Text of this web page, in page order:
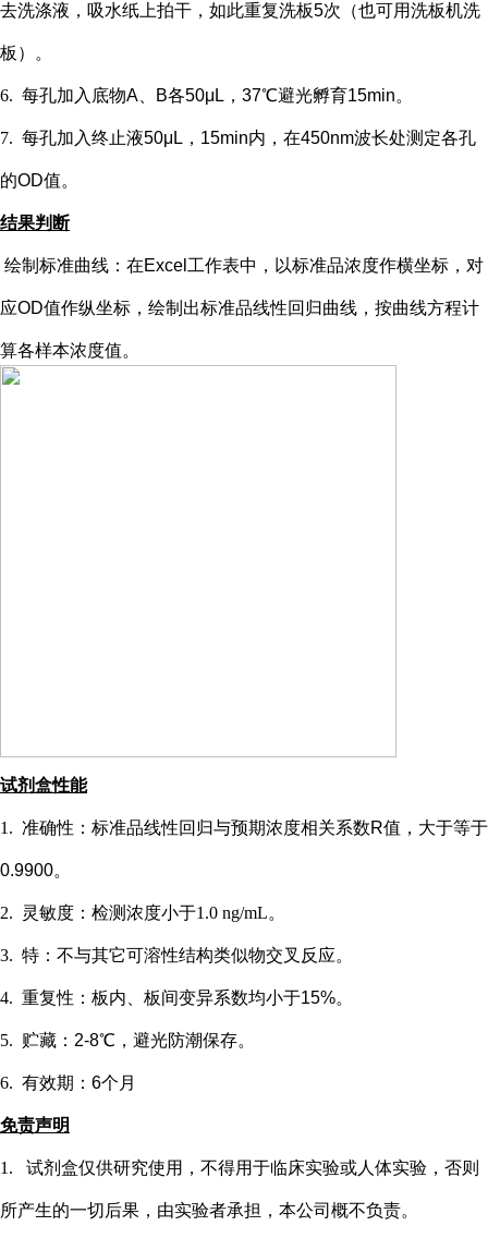
去洗涤液，吸水纸上拍干，如此重复洗板5次（也可用洗板机洗
板）。
6. 每孔加入底物A、B各50μL，37℃避光孵育15min。
7. 每孔加入终止液50μL，15min内，在450nm波长处测定各孔
的OD值。
结果判断
绘制标准曲线：在Excel工作表中，以标准品浓度作横坐标，对
应OD值作纵坐标，绘制出标准品线性回归曲线，按曲线方程计
算各样本浓度值。
试剂盒性能
1. 准确性：标准品线性回归与预期浓度相关系数R值，大于等于
0.9900。
2. 灵敏度：检测浓度小于1.0 ng/mL。
3. 特：不与其它可溶性结构类似物交叉反应。
4. 重复性：板内、板间变异系数均小于15%。
5. 贮藏： 2-8℃，避光防潮保存。
6. 有效期： 6个月
免责声明
1. 试剂盒仅供研究使用，不得用于临床实验或人 体实验，否则
所产生的一切后果，由实验者承担，本公司概不负责。